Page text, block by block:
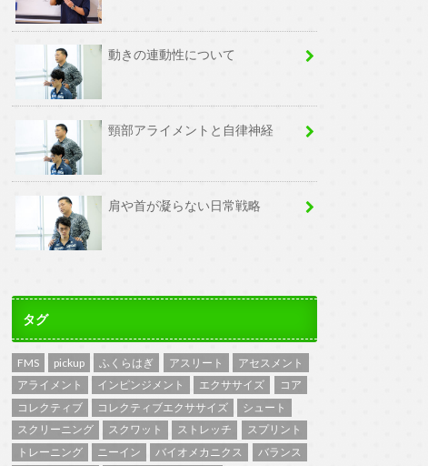
動きの連動性について
頸部アライメントと自律神経
肩や首が凝らない日常戦略
タグ
FMS pickup ふくらはぎ アスリート
アセスメント
アライメント
インピンジメント エクササイズ
コア
コレクティブ
コレクティブエクササイズ
シュート
スクリーニング
スクワット ストレッチ
スプリント
トレーニング
ニーイン バイオメカニクス
バランス